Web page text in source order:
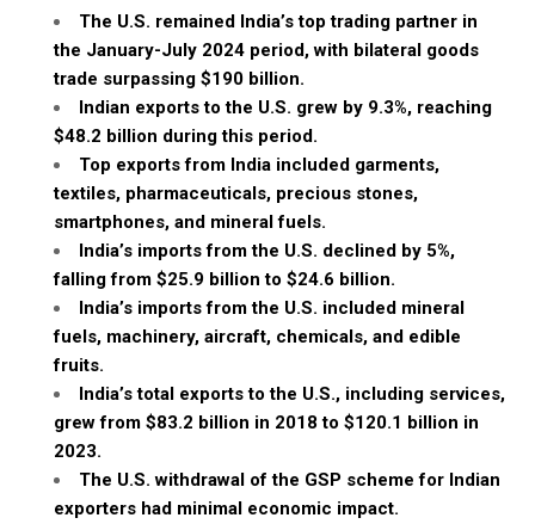
The U.S. remained India’s top trading partner in
the January-July 2024 period, with bilateral goods
trade surpassing $190 billion.
Indian exports to the U.S. grew by 9.3%, reaching
$48.2 billion during this period.
Top exports from India included garments,
textiles, pharmaceuticals, precious stones,
smartphones, and mineral fuels.
India’s imports from the U.S. declined by 5%,
falling from $25.9 billion to $24.6 billion.
India’s imports from the U.S. included mineral
fuels, machinery, aircraft, chemicals, and edible
fruits.
India’s total exports to the U.S., including services,
grew from $83.2 billion in 2018 to $120.1 billion in
2023.
The U.S. withdrawal of the GSP scheme for Indian
exporters had minimal economic impact.